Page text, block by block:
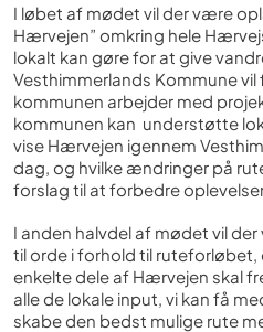
I løbet af mødet vil der være
Hærvejen” omkring hele
lokalt kan gøre for at give
Vesthimmerlands Kommune
kommunen arbejder med
kommunen kan understøtte
vise Hærvejen igennem
dag, og hvilke ændringer på
forslag til at forbedre
I anden halvdel af mødet vil
til orde i forhold til ruteforløbet,
enkelte dele af Hærvejen skal
alle de lokale input, vi kan få
skabe den bedst mulige rute